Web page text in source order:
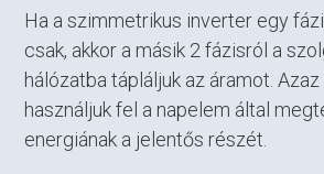
Ha a szimmetrikus inverter egy
csak, akkor a másik 2 fázisról a
hálózatba tápláljuk az áramot.
használjuk fel a napelem által
energiának a jelentős részét.